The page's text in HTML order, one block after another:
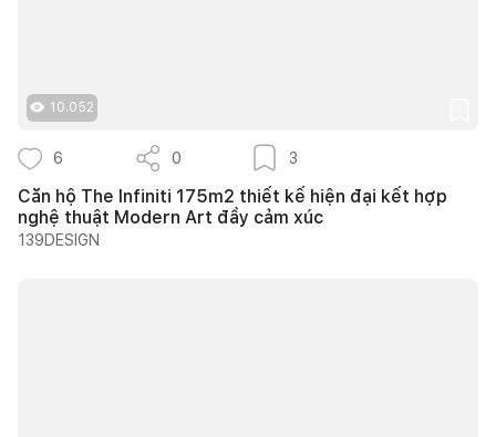
10.052
6 0 3
Căn hộ The Infiniti 175m2 thiết kế hiện đại kết hợp
nghệ thuật Modern Art đầy cảm xúc
139DESIGN